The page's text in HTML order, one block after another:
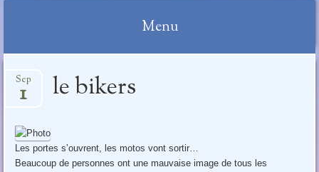
Menu
au
le bikers
Sep
1
Les portes s’ouvrent, les motos vont sortir…
Beaucoup de personnes ont une mauvaise image de tous les